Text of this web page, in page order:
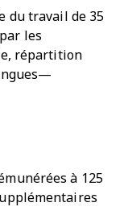
du travail de 35
les
répartition
à 125